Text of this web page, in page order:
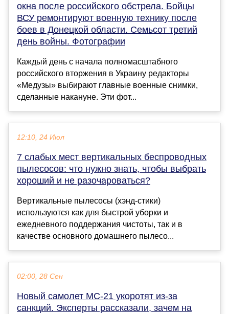
окна после российского обстрела. Бойцы
ВСУ ремонтируют военную технику после
боев в Донецкой области. Семьсот третий
день войны. Фотографии
Каждый день с начала полномасштабного
российского вторжения в Украину редакторы
«Медузы» выбирают главные военные снимки,
сделанные накануне. Эти фот...
12:10, 24 Июл
7 слабых мест вертикальных беспроводных
пылесосов: что нужно знать, чтобы выбрать
хороший и не разочароваться?
Вертикальные пылесосы (хэнд-стики)
используются как для быстрой уборки и
ежедневного поддержания чистоты, так и в
качестве основного домашнего пылесо...
02:00, 28 Сен
Новый самолет МС-21 укоротят из-за
санкций. Эксперты рассказали, зачем на